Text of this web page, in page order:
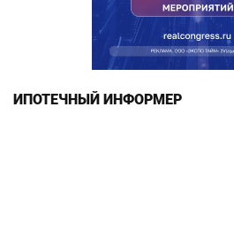
ИПОТЕЧНЫЙ ИНФОРМЕР